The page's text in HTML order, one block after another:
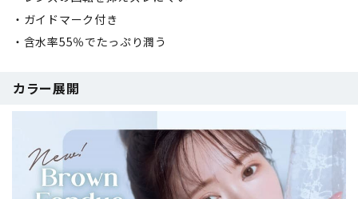
・ガイドマーク付き
・含水率55％でたっぷり潤う
カラー展開